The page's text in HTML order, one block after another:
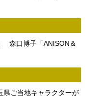
森口博子「ANISON＆
ご当地キャラクターが